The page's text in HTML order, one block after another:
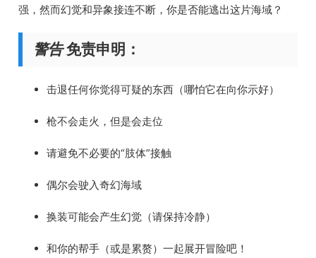
强，然而幻觉和异象接连不断，你是否能逃出这片海域？
警告免责申明：
击退任何你觉得可疑的东西（哪怕它在向你示好）
枪不会走火，但是会走位
请避免不必要的“肢体”接触
偶尔会驶入奇幻海域
换装可能会产生幻觉（请保持冷静）
和你的帮手（或是累赘）一起展开冒险吧！